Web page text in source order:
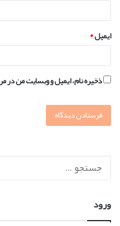
ایمیل*
ذخیره نام، ایمیل و وبسایت من در
ورود